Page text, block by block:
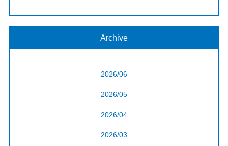
Archive
2026/06
2026/05
2026/04
2026/03